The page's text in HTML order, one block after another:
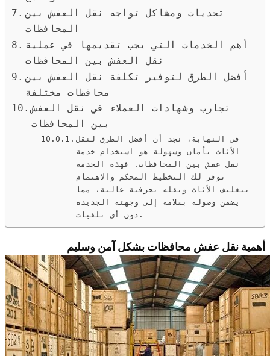
تحديات ومشاكل تواجه نقل العفش بين
المحافظات
أهم الخدمات التي يجب تقديمها في عملية
نقل العفش بين المحافظات
أفضل الطرق لتوفير تكلفة نقل العفش بين
محافظات مختلفة
تجارب وشهادات العملاء في نقل العفش
بين المحافظات
في النهاية، نجد أن أفضل الطرق لنقل
الأثاث بأمان وسهولة هو استخدام خدمة
نقل عفش بين المحافظات. فهذه الخدمة
توفر لك التخطيط المحكم والاهتمام
بتغليف الأثاث ونقله بحرفية عالية، مما
يضمن وصوله بسلامة إلى وجهته الجديدة
دون أي تلفيات.
أهمية نقل عفش محافظات بشكل آمن وسليم